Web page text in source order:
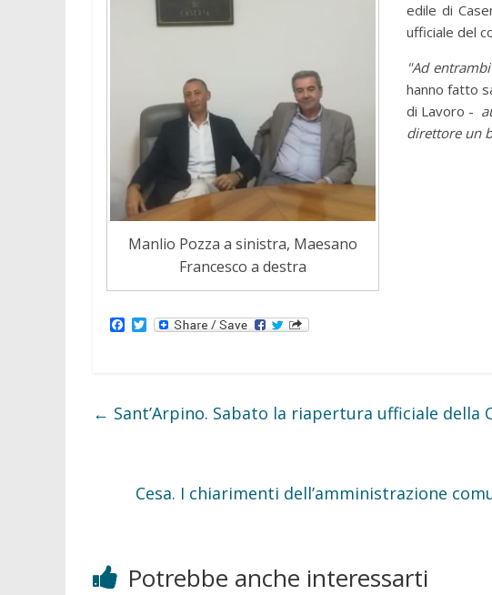
Manlio Pozza a sinistra, Maesano
Francesco a destra
edile di
ufficiale del
"Ad
hanno fatto
di Lavoro -
direttore un
a
o
k
T
w
r
← Sant’Arpino. Sabato la riapertura ufficiale della
Cesa. I chiarimenti dell’amministrazione
Potrebbe anche interessarti